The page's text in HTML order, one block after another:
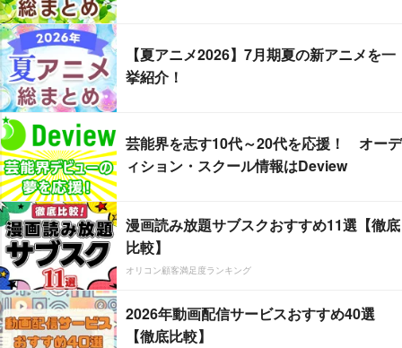
【夏アニメ2026】7月期夏の新アニメを一
挙紹介！
芸能界を志す10代～20代を応援！ オーデ
ィション・スクール情報はDeview
漫画読み放題サブスクおすすめ11選【徹底
比較】
オリコン顧客満足度ランキング
2026年動画配信サービスおすすめ40選
【徹底比較】